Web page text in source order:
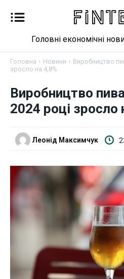
Новини
Бізнес
Фінанси
Валютний ринок
Криптовалюта
Робота і освіта
Публікації
ФОП
Головні економічні
Головна Новини
Виробництво
зросло на 4,8%
Виробництво пива
2024 році зросло
Леонід Максимчук